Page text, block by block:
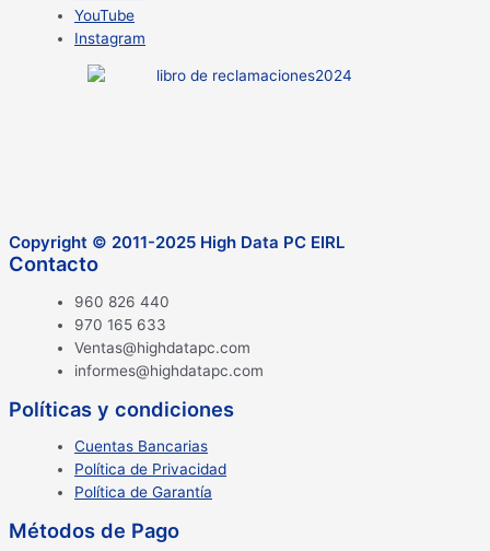
YouTube
Instagram
Copyright © 2011-2025 High Data PC EIRL
Contacto
960 826 440
970 165 633
Ventas@highdatapc.com
informes@highdatapc.com
Políticas y condiciones
Cuentas Bancarias
Política de Privacidad
Política de Garantía
Métodos de Pago